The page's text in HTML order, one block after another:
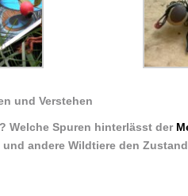
und Verstehen
Welche Spuren hinterlässt der
andere Wildtiere den